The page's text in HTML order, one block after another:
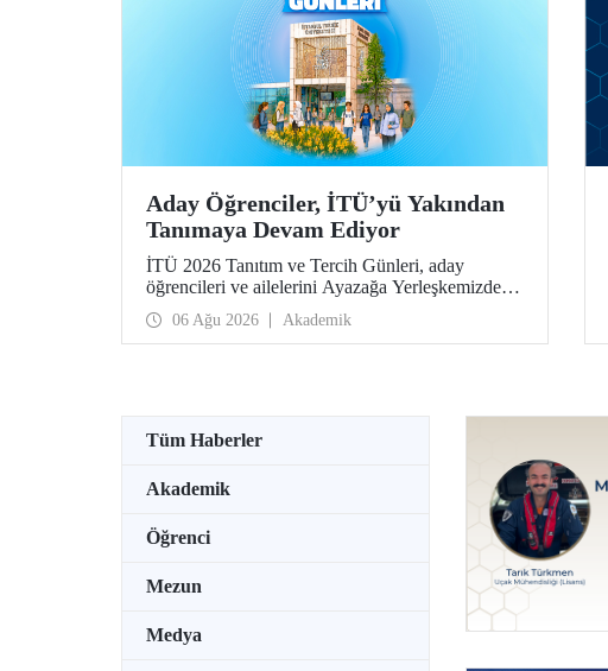
Aday Öğrenciler, İTÜ’yü Yakından
Tanımaya Devam Ediyor
İTÜ 2026 Tanıtım ve Tercih Günleri, aday
öğrencileri ve ailelerini Ayazağa Yerleşkemizde
ağırlamaya devam ediyor. Tanıtım ve Tercih
Günleri 7 Ağustos’ta tamamlanacak, ilgili fakülte
ve birimler adaylara bilgi vermeye devam edecek.
06 Ağu 2026 Akademik
Tüm Haberler
Akademik
Öğrenci
Mezun
Medya